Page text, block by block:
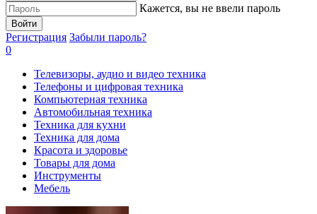
Кажется, вы не ввели пароль
Войти
Регистрация Забыли пароль?
0
Телевизоры, аудио и видео техника
Телефоны и цифровая техника
Компьютерная техника
Автомобильная техника
Техника для кухни
Техника для дома
Красота и здоровье
Товары для дома
Инструменты
Мебель